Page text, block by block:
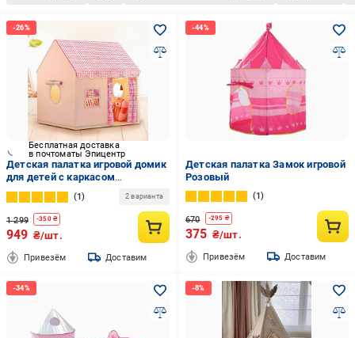
Бесплатная доставка
в почтоматы Эпицентр
Детская палатка игровой домик
для детей с каркасом
130х120х100 см Розовый
1 2 варианта
1 299 -350₴
949 ₴/шт.
Привезём Доставим
Детская палатка Замок игровой
Розовый
1
670 -295 ₴
375 ₴/шт.
Привезём Доставим